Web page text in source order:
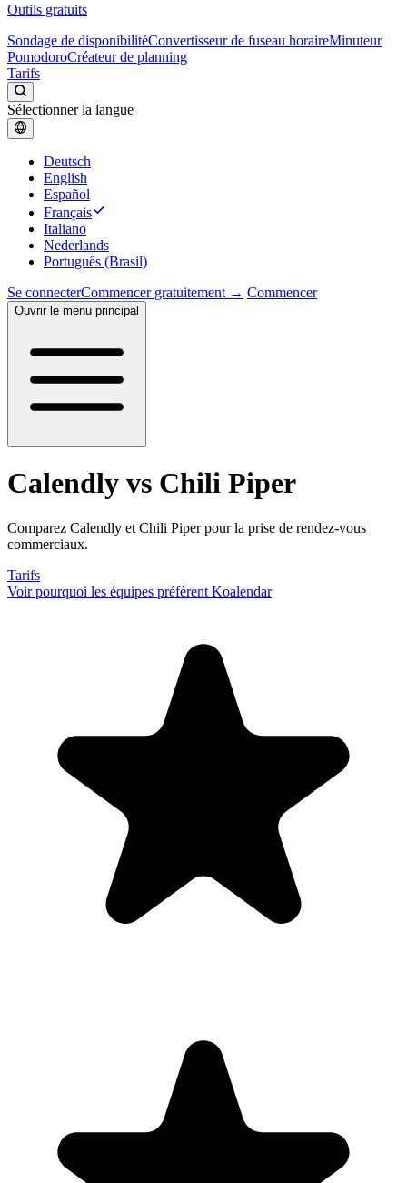
Outils gratuits
Sondage de disponibilitéConvertisseur de fuseau horaireMinuteur
PomodoroCréateur de planning
Tarifs
Sélectionner la langue
Deutsch
English
Español
Français
Italiano
Nederlands
Português (Brasil)
Se connecterCommencer gratuitement → Commencer
Ouvrir le menu principal
Calendly vs Chili Piper
Comparez Calendly et Chili Piper pour la prise de rendez-vous
commerciaux.
Tarifs
Voir pourquoi les équipes préfèrent Koalendar